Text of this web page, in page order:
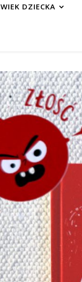
WIEK DZIECKA